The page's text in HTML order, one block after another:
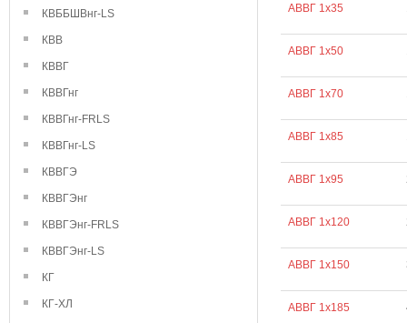
КВББШВнг-LS
КВВ
КВВГ
КВВГнг
КВВГнг-FRLS
КВВГнг-LS
КВВГЭ
КВВГЭнг
КВВГЭнг-FRLS
КВВГЭнг-LS
КГ
КГ-ХЛ
АВВГ 1х35
АВВГ 1х50
АВВГ 1х70
АВВГ 1х85
АВВГ 1х95
АВВГ 1х120
АВВГ 1х150
АВВГ 1х185